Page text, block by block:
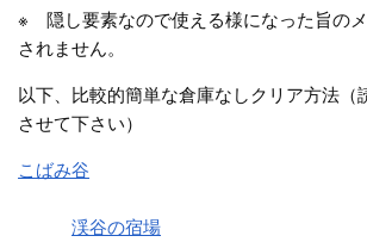
※ 隠し要素なので使える様になった旨の
されません。
以下、比較的簡単な倉庫なしクリア方法（
させて下さい）
こばみ谷
その後渓谷の宿場